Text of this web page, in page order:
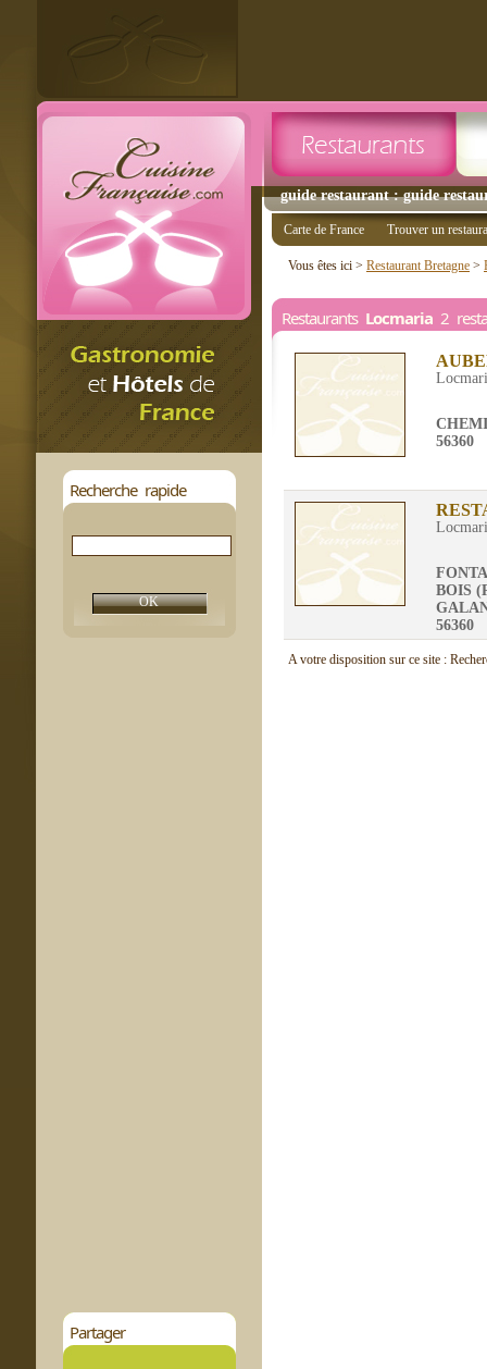
guide restaurant : guide
Recherche rapide
Partager
Carte de France Trouver un
Vous êtes ici > Restaurant Bretagne >
Restaurants Locmaria 2
56360
BOIS
56360
A votre disposition sur ce site :